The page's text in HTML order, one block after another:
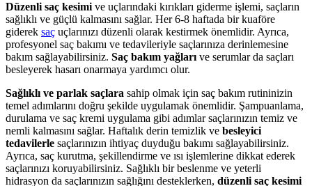
Düzenli saç kesimi ve uçlarındaki kırıkları giderme işlemi, saçların
sağlıklı ve güçlü kalmasını sağlar. Her 6-8 haftada bir kuaföre
giderek saç uçlarınızı düzenli olarak kestirmek önemlidir. Ayrıca,
profesyonel saç bakımı ve tedavileriyle saçlarınıza derinlemesine
bakım sağlayabilirsiniz. Saç bakım yağları ve serumlar da saçları
besleyerek hasarı onarmaya yardımcı olur.
Sağlıklı ve parlak saçlara sahip olmak için saç bakım rutininizin
temel adımlarını doğru şekilde uygulamak önemlidir. Şampuanlama,
durulama ve saç kremi uygulama gibi adımlar saçlarınızın temiz ve
nemli kalmasını sağlar. Haftalık derin temizlik ve besleyici
tedavilerle saçlarınızın ihtiyaç duyduğu bakımı sağlayabilirsiniz.
Ayrıca, saç kurutma, şekillendirme ve ısı işlemlerine dikkat ederek
saçlarınızı koruyabilirsiniz. Sağlıklı bir beslenme ve yeterli
hidrasyon da saçlarınızın sağlığını desteklerken, düzenli saç kesimi